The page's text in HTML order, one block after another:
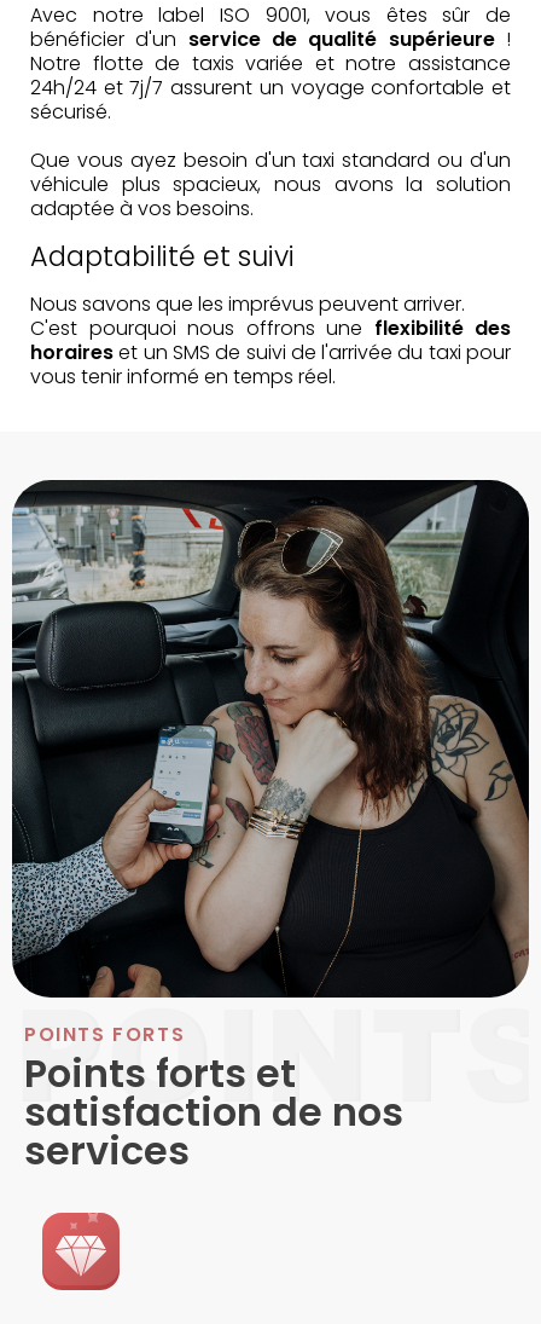
Avec notre label ISO 9001, vous êtes sûr de
bénéficier d'un service de qualité supérieure!
Notre flotte de taxis variée et notre assistance
24h/24 et 7j/7 assurent un voyage confortable et
sécurisé.
Que vous ayez besoin d'un taxi standard ou d'un
véhicule plus spacieux, nous avons la solution
adaptée à vos besoins.
Adaptabilité et suivi
Nous savons que les imprévus peuvent arriver.
C'est pourquoi nous offrons une flexibilité des
horaireset un SMS de suivi de l'arrivée du taxi pour
vous tenir informé en temps réel.
POINTS FORTS
Points forts et
satisfaction de nos
services